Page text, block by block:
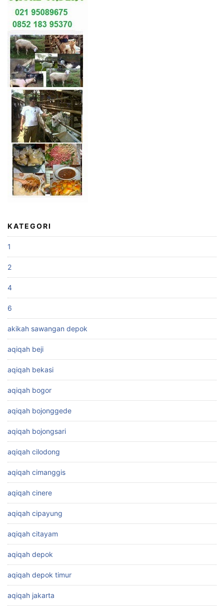
KATEGORI
1
2
4
6
akikah sawangan depok
aqiqah beji
aqiqah bekasi
aqiqah bogor
aqiqah bojonggede
aqiqah bojongsari
aqiqah cilodong
aqiqah cimanggis
aqiqah cinere
aqiqah cipayung
aqiqah citayam
aqiqah depok
aqiqah depok timur
aqiqah jakarta